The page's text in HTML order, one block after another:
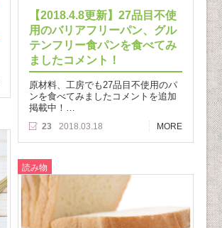
【2018.4.8更新】27品目不使
用のバリアフリーパン、グル
テンフリー食パンを食べてみ
ましたコメント！
原材料、工房でも27品目不使用のパ
ンを食べてみましたコメントを追加
掲載中！…
23 2018.03.18 MORE
読み物